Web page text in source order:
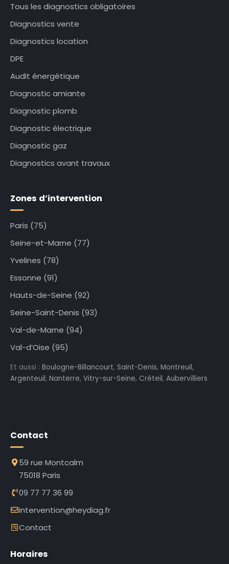
Tous les diagnostics obligatoires
Diagnostics vente
Diagnostics location
DPE
Audit énergétique
Diagnostic amiante
Diagnostic plomb
Diagnostic électrique
Diagnostic gaz
Diagnostics avant travaux
Zones d’intervention
Paris (75)
Seine-et-Marne (77)
Yvelines (78)
Essonne (91)
Hauts-de-Seine (92)
Seine-Saint-Denis (93)
Val-de-Marne (94)
Val-d’Oise (95)
Et aussi : Boulogne-Billancourt, Saint-Denis, Montreuil,
Argenteuil, Nanterre, Vitry-sur-Seine, Créteil, Aubervilliers
Contact
59 rue Montcalm
75018 Paris
09 77 77 36 99
intervention@heydiag.fr
Contact
Horaires